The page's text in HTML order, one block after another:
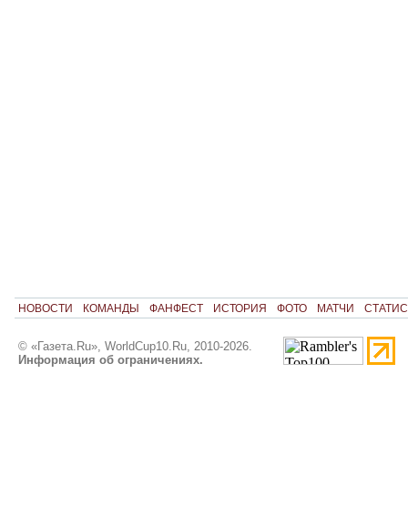
НОВОСТИ КОМАНДЫ ФАНФЕСТ ИСТОРИЯ ФОТО МАТЧИ
© «Газета.Ru», WorldCup10.Ru, 2010-2026.
Информация об ограничениях.